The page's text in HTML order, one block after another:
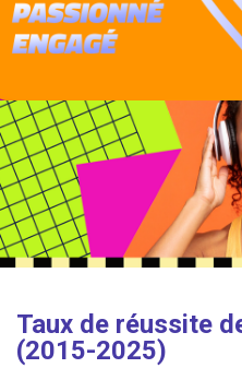
Taux de réussite
(2015-2025)